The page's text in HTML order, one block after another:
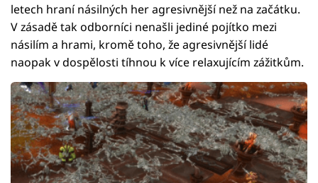
letech hraní násilných her agresivnější než na začátku.
V zásadě tak odborníci nenašli jediné pojítko mezi
násilím a hrami, kromě toho, že agresivnější lidé
naopak v dospělosti tíhnou k více relaxujícím zážitkům.